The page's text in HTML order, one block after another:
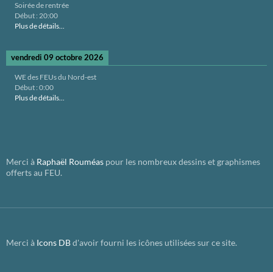
Soirée de rentrée
Début : 20:00
Plus de détails...
vendredi 09 octobre 2026
WE des FEUs du Nord-est
Début : 0:00
Plus de détails...
Merci à Raphaël Rouméas pour les nombreux dessins et graphismes
offerts au FEU.
Merci à Icons DBd'avoir fourni les icônes utilisées sur ce site.